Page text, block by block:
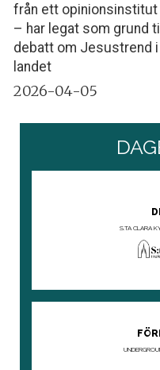
från ett opinionsinstitut
– har legat som grund till
debatt om Jesustrend i
landet
2026-04-05